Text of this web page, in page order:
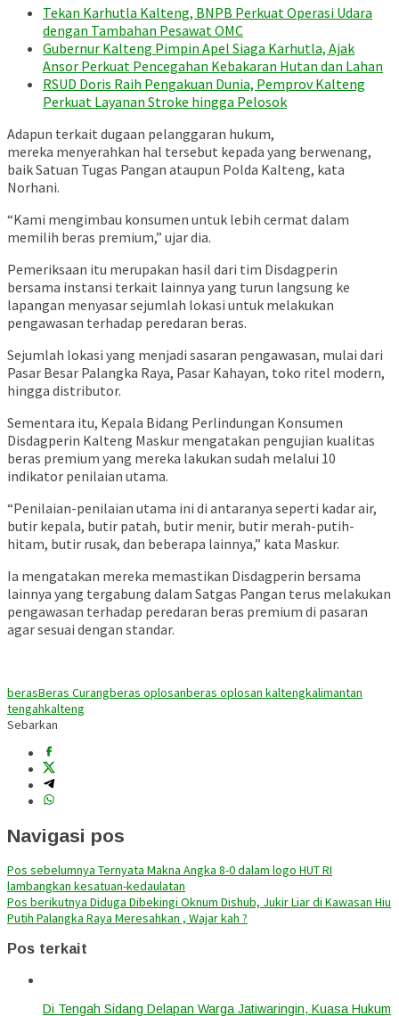
Tekan Karhutla Kalteng, BNPB Perkuat Operasi Udara
dengan Tambahan Pesawat OMC
Gubernur Kalteng Pimpin Apel Siaga Karhutla, Ajak
Ansor Perkuat Pencegahan Kebakaran Hutan dan Lahan
RSUD Doris Raih Pengakuan Dunia, Pemprov Kalteng
Perkuat Layanan Stroke hingga Pelosok
Adapun terkait dugaan pelanggaran hukum,
mereka menyerahkan hal tersebut kepada yang berwenang,
baik Satuan Tugas Pangan ataupun Polda Kalteng, kata
Norhani.
“Kami mengimbau konsumen untuk lebih cermat dalam
memilih beras premium,” ujar dia.
Pemeriksaan itu merupakan hasil dari tim Disdagperin
bersama instansi terkait lainnya yang turun langsung ke
lapangan menyasar sejumlah lokasi untuk melakukan
pengawasan terhadap peredaran beras.
Sejumlah lokasi yang menjadi sasaran pengawasan, mulai dari
Pasar Besar Palangka Raya, Pasar Kahayan, toko ritel modern,
hingga distributor.
Sementara itu, Kepala Bidang Perlindungan Konsumen
Disdagperin Kalteng Maskur mengatakan pengujian kualitas
beras premium yang mereka lakukan sudah melalui 10
indikator penilaian utama.
“Penilaian-penilaian utama ini di antaranya seperti kadar air,
butir kepala, butir patah, butir menir, butir merah-putih-
hitam, butir rusak, dan beberapa lainnya,” kata Maskur.
Ia mengatakan mereka memastikan Disdagperin bersama
lainnya yang tergabung dalam Satgas Pangan terus melakukan
pengawasan terhadap peredaran beras premium di pasaran
agar sesuai dengan standar.
berasBeras Curangberas oplosanberas oplosan kaltengkalimantan
tengahkalteng
Sebarkan
Navigasi pos
Pos sebelumnya Ternyata Makna Angka 8-0 dalam logo HUT RI
lambangkan kesatuan-kedaulatan
Pos berikutnya Diduga Dibekingi Oknum Dishub, Jukir Liar di Kawasan Hiu
Putih Palangka Raya Meresahkan , Wajar kah ?
Pos terkait
Di Tengah Sidang Delapan Warga Jatiwaringin, Kuasa Hukum